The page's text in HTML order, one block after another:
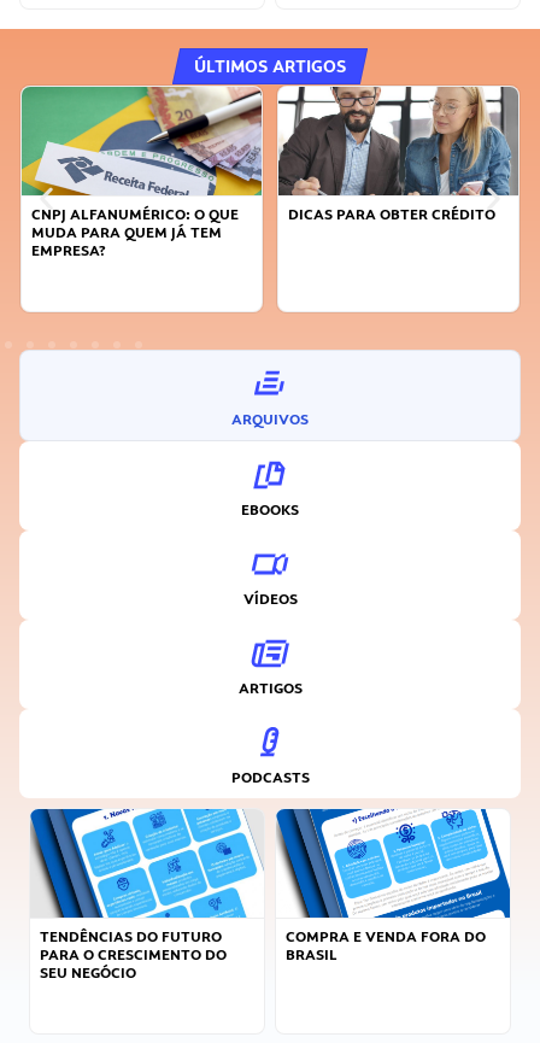
ÚLTIMOS ARTIGOS
O QUE
JÁ TEM
DICAS PARA OBTER CRÉDITO
FAÇA A
ARQUIVOS
EBOOKS
VÍDEOS
ARTIGOS
PODCASTS
TENDÊNCIAS DO FUTURO
PARA O CRESCIMENTO DO
SEU NEGÓCIO
COMPRA E VENDA FORA DO
BRASIL